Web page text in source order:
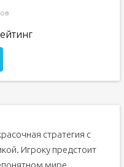
стратегия с
Игроку предстоит
мире,